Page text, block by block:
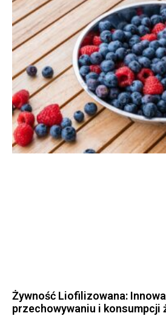
Żywność Liofilizowana:
przechowywaniu i konsumpcji